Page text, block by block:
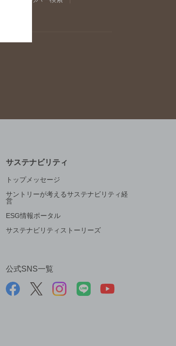
サステナビリティ
トップメッセージ
サントリーが考えるサステナビリティ経
営
ESG情報ポータル
サステナビリティストーリーズ
公式SNS一覧